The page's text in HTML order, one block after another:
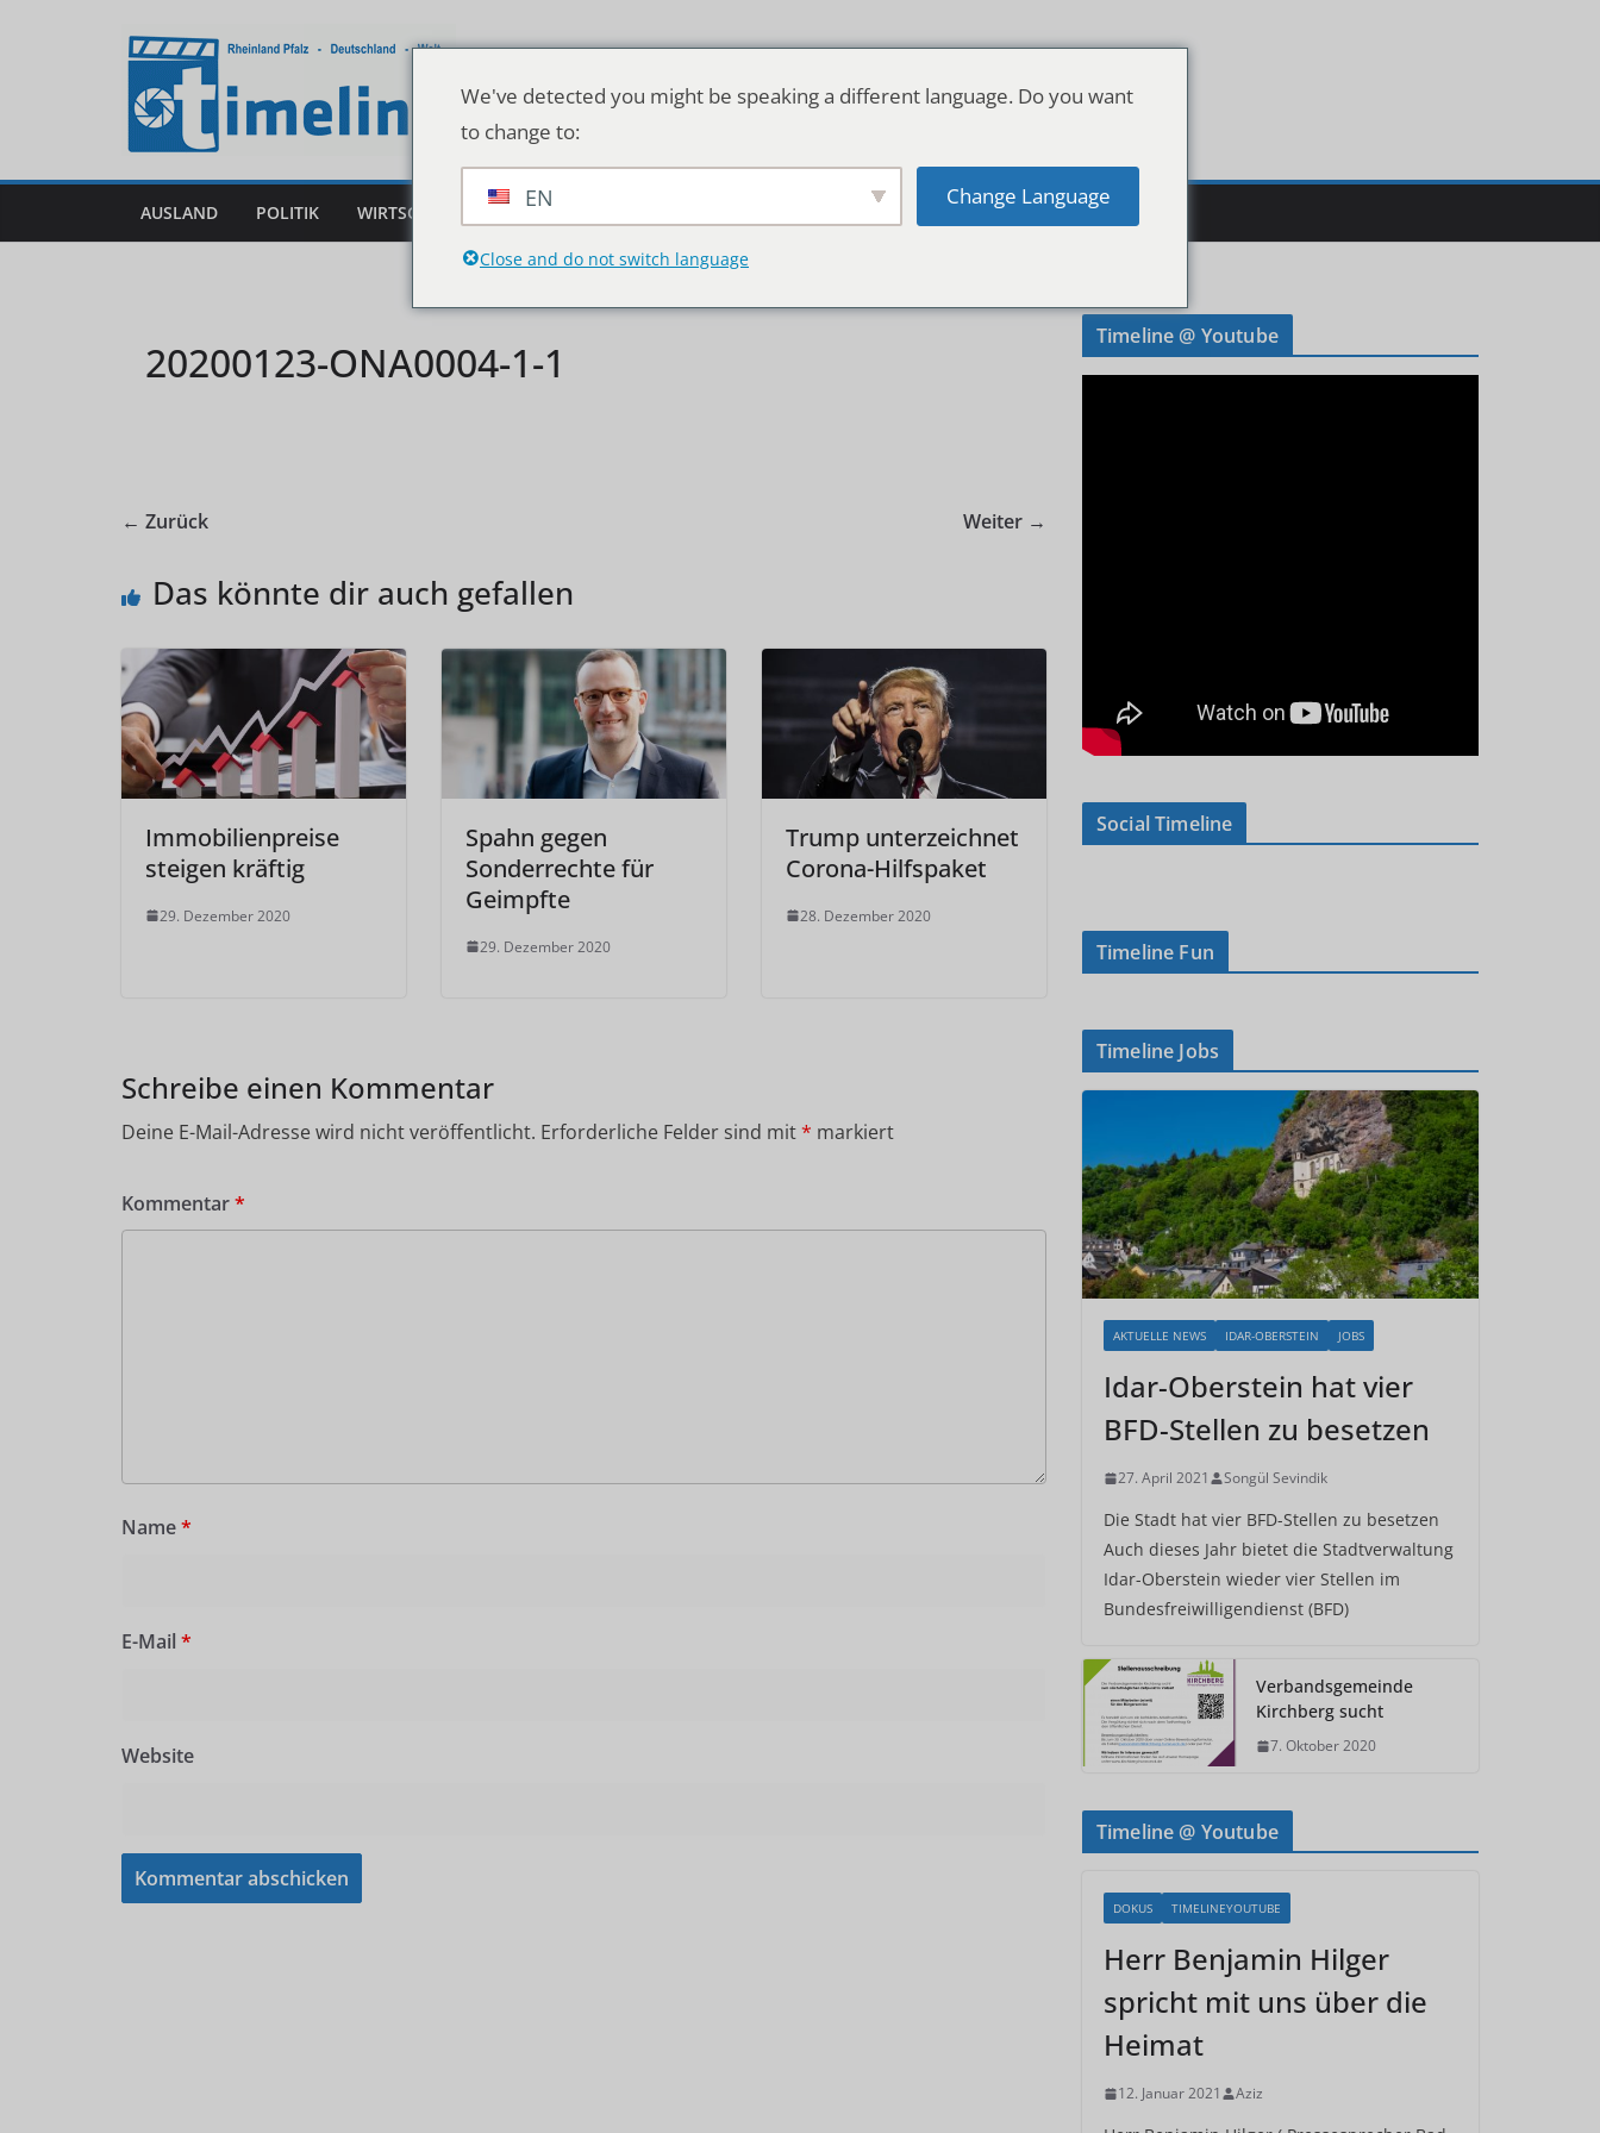
AUSLAND POLITIK WIRTSCHAFT DEUTSCHLAND & WELT
20200123-ONA0004-1-1
← Zurück Weiter →
Das könnte dir auch gefallen
Immobilienpreise
steigen kräftig
29. Dezember 2020
Spahn gegen
Sonderrechte für
Geimpfte
29. Dezember 2020
Trump unterzeichnet
Corona-Hilfspaket
28. Dezember 2020
Schreibe einen Kommentar
Deine E-Mail-Adresse wird nicht veröffentlicht. Erforderliche Felder sind mit* markiert
Kommentar*
Name*
E-Mail *
Website
Timeline @ Youtube
Social Timeline
Timeline Fun
Timeline Jobs
AKTUELLE NEWS IDAR-OBERSTEIN JOBS
Idar-Oberstein hat vier
BFD-Stellen zu besetzen
27. April 2021 Songül Sevindik
Die Stadt hat vier BFD-Stellen zu besetzen
Auch dieses Jahr bietet die Stadtverwaltung
Idar-Oberstein wieder vier Stellen im
Bundesfreiwilligendienst (BFD)
Verbandsgemeinde
Kirchberg sucht
7. Oktober 2020
Timeline @ Youtube
DOKUS TIMELINEYOUTUBE
Herr Benjamin Hilger
spricht mit uns über die
Heimat
12. Januar 2021 Aziz
We've detected you might be speaking a different language. Do you want
to change to:
EN Change Language
Close and do not switch language